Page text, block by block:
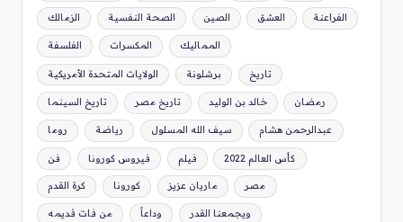
الزمالك الصحة النفسية الصين العشق الفراعنة
الفلسفة المكسرات المماليك
الولايات المتحدة الأمريكية برشلونة تاريخ
تاريخ السينما تاريخ مصر خالد بن الوليد رمضان
روما رياضة سيف الله المسلول عبدالرحمن هشام
فن فيروس كورونا فيلم كأس العالم 2022
كرة القدم كورونا ماريان عزيز مصر
من فات قديمه وداعاً ويجمعنا القدر